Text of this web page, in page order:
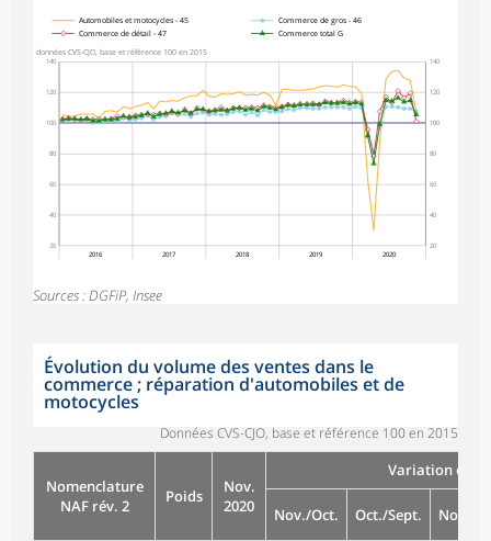
100
120
140
80
60
40
20 20
40
60
80
100
120
140
données CVS-CJO, base et référence 100 en 2015
2016 2017 2018 2019 2020
Automobiles et motocycles - 45 Commerce de gros - 46
Commerce de détail - 47 Commerce total G
Sources : DGFiP, Insee
Évolution du volume des ventes dans le
commerce ; réparation d'automobiles et de
motocycles
Données CVS-CJO, base et référence 100 en 2015
Nomenclature
NAF rév. 2
Poids
Nov.
2020
Variation en %
Nov./Oct. Oct./Sept. Nov./